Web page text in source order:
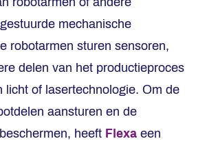
mechanische
robotarmen sturen sensoren,
delen van het productieproces
licht of lasertechnologie. Om de
aansturen en de
heeft Flexa een